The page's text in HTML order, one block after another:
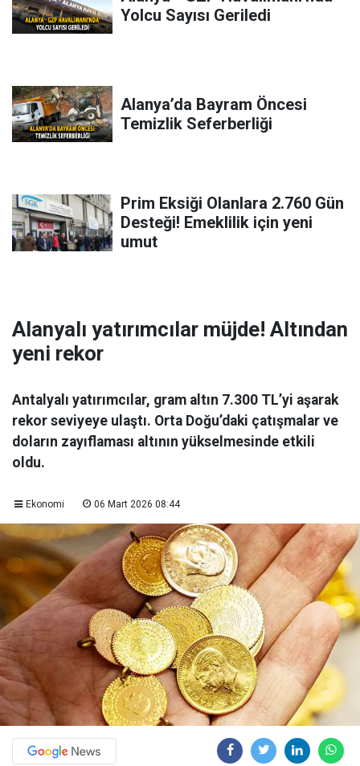
Yolcu Sayısı Geriledi
Alanya’da Bayram Öncesi
Temizlik Seferberliği
Prim Eksiği Olanlara 2.760 Gün
Desteği! Emeklilik için yeni
umut
Alanyalı yatırımcılar müjde! Altından
yeni rekor
Antalyalı yatırımcılar, gram altın 7.300 TL’yi aşarak
rekor seviyeye ulaştı. Orta Doğu’daki çatışmalar ve
doların zayıflaması altının yükselmesinde etkili
oldu.
Ekonomi 06 Mart 2026 08:44